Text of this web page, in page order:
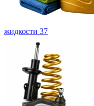
жидкости 37